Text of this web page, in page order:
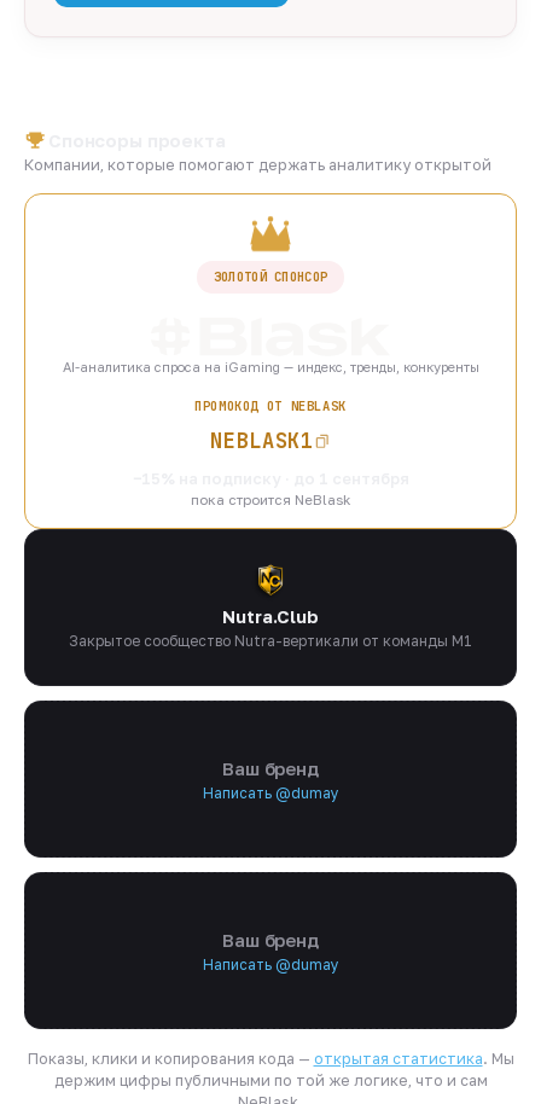
Компании, которые помогают держать аналитику открытой
ЗОЛОТОЙ СПОНСОР
AI-аналитика спроса на iGaming — индекс, тренды, конкуренты
ПРОМОКОД ОТ NEBLASK
NEBLASK1
пока строится NeBlask
Nutra.Club
Закрытое сообщество Nutra-вертикали от команды M1
Ваш бренд
Написать @dumay
Ваш бренд
Написать @dumay
Показы, клики и копирования кода — открытая статистика. Мы
держим цифры публичными по той же логике, что и сам